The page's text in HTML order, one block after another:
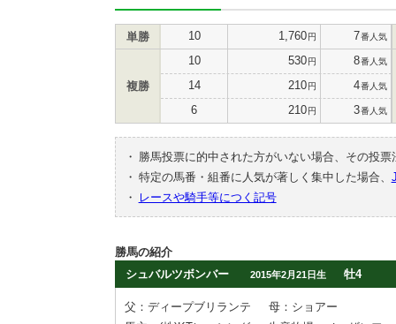
単勝 10 1,760円 7番人気
複勝
10 530円 8番人気
14 210円 4番人気
6 210円 3番人気
・
勝馬投票に的中された方がいない場合、その投
・ 特定の馬番・組番に人気が著しく集中した場合、
・
レースや騎手等につく記号
勝馬の紹介
シュバルツボンバー
2015年2月21日生 牡4
父：ディープブリランテ
母：ショアー